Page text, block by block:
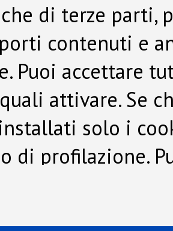
di terze parti,
contenuti e
Puoi accettare
attivare. Se
solo i
di profilazione.
Policy.